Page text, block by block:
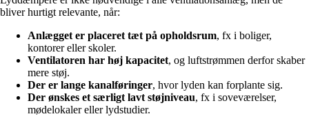
bliver hurtigt relevante, når:
Anlægget er placeret tæt på opholdsrum, fx i boliger,
kontorer eller skoler.
Ventilatoren har høj kapacitet, og luftstrømmen derfor skaber
mere støj.
Der er lange kanalføringer, hvor lyden kan forplante sig.
Der ønskes et særligt lavt støjniveau, fx i soveværelser,
mødelokaler eller lydstudier.